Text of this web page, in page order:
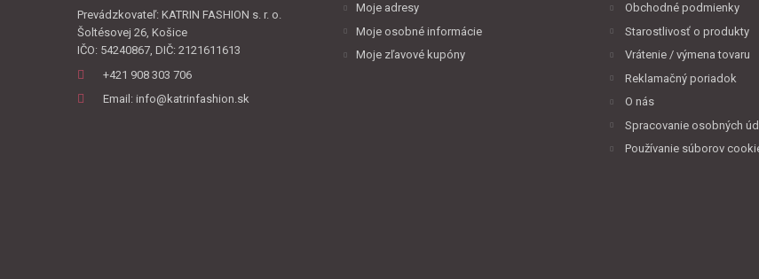
Prevádzkovateľ: KATRIN FASHION s. r. o.
Šoltésovej 26, Košice
IČO: 54240867, DIČ: 2121611613
+421 908 303 706
Email: info@katrinfashion.sk
Moje adresy
Moje osobné informácie
Moje zľavové kupóny
Obchodné podmienky
Starostlivosť o produkty
Vrátenie / výmena tovaru
Reklamačný poriadok
O nás
Spracovanie osobných
Používanie súborov